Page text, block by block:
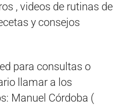
, videos de rutinas de
y consejos
para consultas o
llamar a los
Manuel Córdoba (